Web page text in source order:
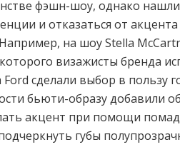
фэшн-шоу, однако
и отказаться от
на шоу Stella
визажисты бренда
Ford сделали выбор в пользу
бьюти-образу добавили
акцент при помощи
губы